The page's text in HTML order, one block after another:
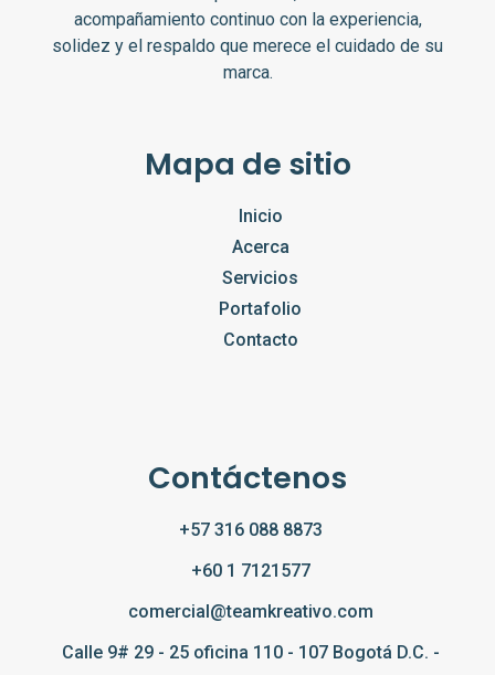
acompañamiento continuo con la experiencia,
solidez y el respaldo que merece el cuidado de su
marca.
Mapa de sitio
Inicio
Acerca
Servicios
Portafolio
Contacto
Contáctenos
+57 316 088 8873
+60 1 7121577
comercial@teamkreativo.com
Calle 9# 29 - 25 oficina 110 - 107 Bogotá D.C. -